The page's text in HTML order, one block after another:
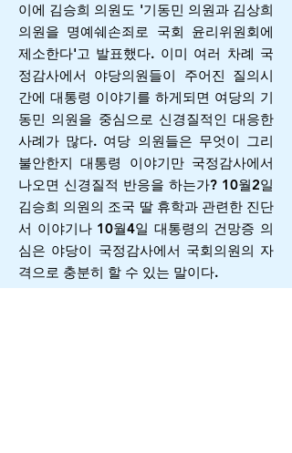
이에 김승희 의원도 '기동민 의원과 김상희
의원을 명예쉐손죄로 국회 윤리위원회에
제소한다'고 발표했다. 이미 여러 차례 국
정감사에서 야당의원들이 주어진 질의시
간에 대통령 이야기를 하게되면 여당의 기
동민 의원을 중심으로 신경질적인 대응한
사례가 많다. 여당 의원들은 무엇이 그리
불안한지 대통령 이야기만 국정감사에서
나오면 신경질적 반응을 하는가? 10월2일
김승희 의원의 조국 딸 휴학과 관련한 진단
서 이야기나 10월4일 대통령의 건망증 의
심은 야당이 국정감사에서 국회의원의 자
격으로 충분히 할 수 있는 말이다.